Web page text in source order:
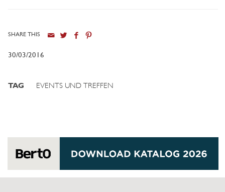
SHARE THIS
30/03/2016
TAG EVENTS UND TREFFEN